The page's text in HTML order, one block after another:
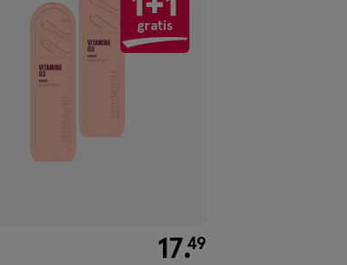
gratis
€ 17.49
17.49